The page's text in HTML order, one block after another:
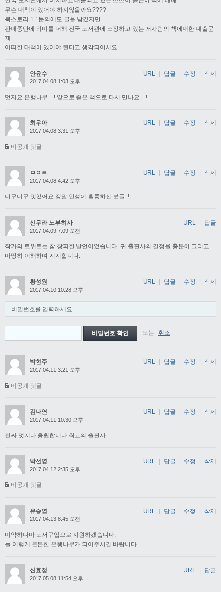
무슨 대책이 있어야 하지않을까요????
북스토리 1:1문의에도 글을 남겼지만
판매중단에 의미를 더해 전국 도서관에 소장하고 있는 저사람의 책에대한 대출문
제
어떠한 대책이 있어야 된다고 생각되어서요
안윤수
2017.04.08 1:03 오후
멋저요 은행나무…! 앞으로 좋은 책으로 다시 만나요…!
URL | 답글 | 수정 | 삭제
최우아
2017.04.08 3:31 오후
비공개 댓글
URL 답글 수정 삭제
ㅁㅇㄹ
2017.04.08 4:42 오후
너무너무 멋있어요 정말 인성이 훌륭하신 분들..!
URL 답글 수정 삭제
신무라 노부히사
2017.04.09 7:09 오전
작가의 트위트는 참 창피한 발언이었습니다. 귀 출판사의 결정을 충분히 그리고
마땅히 이해하며 지지합니다.
URL | 답글
황성원
2017.04.10 10:28 오후
비밀번호를 입력하세요.
또는 취소
URL | 답글 | 수정 | 삭제
박현주
2017.04.11 3:21 오후
비공개 댓글
URL | 답글 | 수정 | 삭제
김나연
2017.04.11 10:30 오후
진짜 멋지다 응원합니다.최고의 출판사 ..
URL | 답글 | 수정 | 삭제
박선영
2017.04.12 2:35 오후
비공개 댓글
URL 답글 수정 삭제
유승열
2017.04.13 8:45 오전
미약하나마 도서구입으로 지원하겠습니다.
늘 이렇게 든든한 은행나무가 되어주시길 바랍니다.
URL 답글 수정 삭제
신효정
2017.05.08 11:54 오후
URL 답글